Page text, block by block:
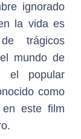
ignorado
la vida es
trágicos
mundo de
el popular
como
en este film